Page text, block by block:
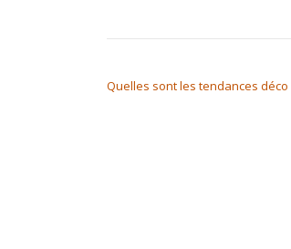
Quelles sont les tendances déco